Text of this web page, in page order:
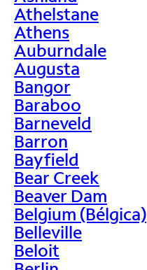
Athelstane
Athens
Auburndale
Augusta
Bangor
Baraboo
Barneveld
Barron
Bayfield
Bear Creek
Beaver Dam
Belgium (Bélgica)
Belleville
Beloit